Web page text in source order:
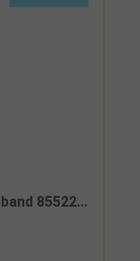
85522...